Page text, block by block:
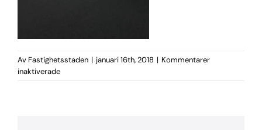
Av Fastighetsstaden | januari 16th, 2018 | Kommentarer
inaktiveradeför